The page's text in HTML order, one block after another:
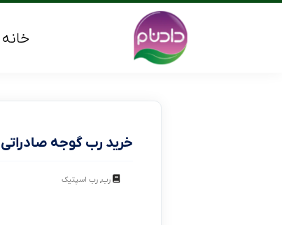
خانه
خرید رب گوجه
رب, رب اسپتیک